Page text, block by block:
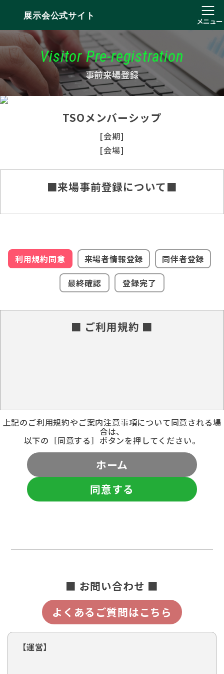
展示会公式サイト
メニュー
Visitor Pre-registration
事前来場登録
TSOメンバーシップ
[会期]
[会場]
■来場事前登録について■
利用規約同意 来場者情報登録
同伴者登録
最終確認
登録完了
■ ご利用規約 ■
上記のご利用規約やご案内注意事項について同意される場
合は、
以下の［同意する］ボタンを押してください。
ホーム
同意する
■ お問い合わせ ■
よくあるご質問はこちら
【運営】